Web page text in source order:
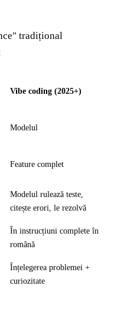
tradițional
Vibe coding (2025+)
Modelul
Feature complet
Modelul rulează teste,
citește erori, le rezolvă
În instrucțiuni complete în
română
Înțelegerea problemei +
curiozitate